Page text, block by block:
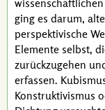
ging es darum,
perspektivische
Elemente selbst,
zurückzugehen
erfassen.
Konstruktivismus